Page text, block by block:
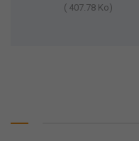
( 407.78 Ko)